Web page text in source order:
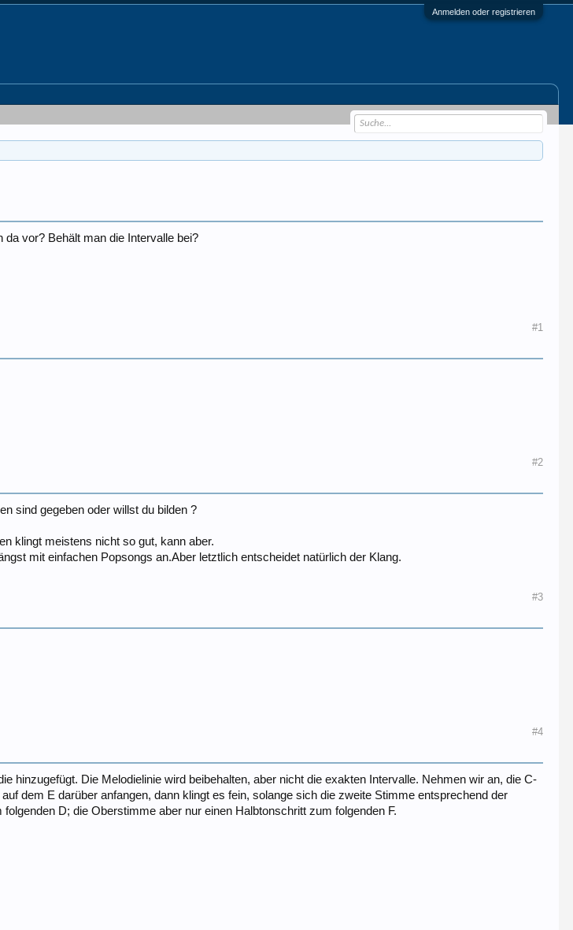
Anmelden oder registrieren
vor? Behält man die Intervalle bei?
#1
#2
sind gegeben oder willst du bilden ?
klingt meistens nicht so gut, kann aber.
mit einfachen Popsongs an.Aber letztlich entscheidet natürlich der Klang.
#3
#4
hinzugefügt. Die Melodielinie wird beibehalten, aber nicht die exakten Intervalle. Nehmen wir an, die C-
dem E darüber anfangen, dann klingt es fein, solange sich die zweite Stimme entsprechend der
D; die Oberstimme aber nur einen Halbtonschritt zum folgenden F.